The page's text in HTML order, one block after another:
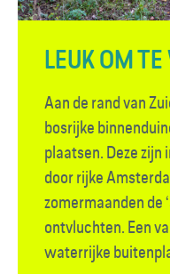
LEUK OM
Aan de rand van
bosrijke
plaatsen. Deze zijn
door rijke
zomermaanden de
ontvluchten. Een
waterrijke